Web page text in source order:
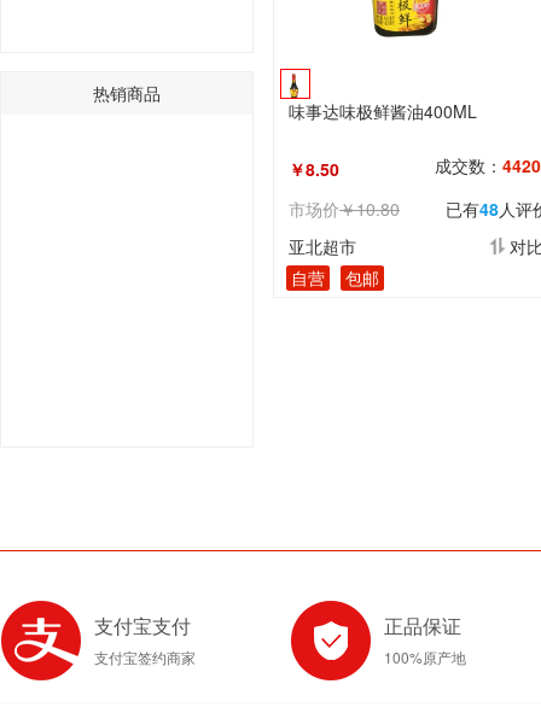
热销商品
味事达味极鲜酱油400ML
￥8.50 成交数： 4420
市场价￥10.80 已有48人评
亚北超市
对
自营
包邮
支付宝支付
支付宝签约商家
正品保证
100%原产地